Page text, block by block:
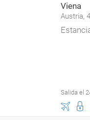
Viena
Austria,
Salida el